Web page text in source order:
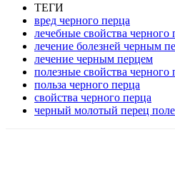
ТЕГИ
вред черного перца
лечебные свойства черного
лечение болезней черным
лечение черным перцем
полезные свойства черного
польза черного перца
свойства черного перца
черный молотый перец